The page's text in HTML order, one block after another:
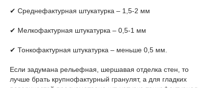
✔ Среднефактурная штукатурка – 1,5-2 мм
✔ Мелкофактурная штукатурка – 0,5-1 мм
✔ Тонкофактурная штукатурка – меньше 0,5 мм.
Если задумана рельефная, шершавая отделка стен, то
лучше брать крупнофактурный гранулят, а для гладких